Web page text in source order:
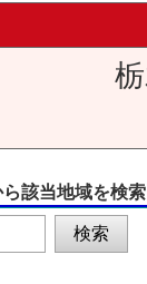
ら該当地域を検索